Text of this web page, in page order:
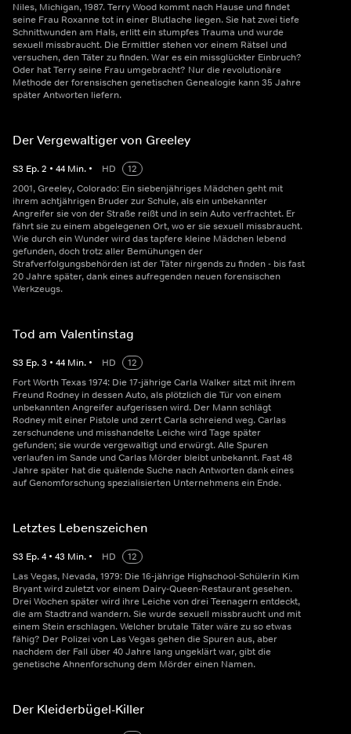
Niles, Michigan, 1987. Terry Wood kommt nach Hause und findet
seine Frau Roxanne tot in einer Blutlache liegen. Sie hat zwei tiefe
Schnittwunden am Hals, erlitt ein stumpfes Trauma und wurde
sexuell missbraucht. Die Ermittler stehen vor einem Rätsel und
versuchen, den Täter zu finden. War es ein missglückter Einbruch?
Oder hat Terry seine Frau umgebracht? Nur die revolutionäre
Methode der forensischen genetischen Genealogie kann 35 Jahre
später Antworten liefern.
Der Vergewaltiger von Greeley
S3 Ep.2 • 44 Min. • HD
12
2001, Greeley, Colorado: Ein siebenjähriges Mädchen geht mit
ihrem achtjährigen Bruder zur Schule, als ein unbekannter
Angreifer sie von der Straße reißt und in sein Auto verfrachtet. Er
fährt sie zu einem abgelegenen Ort, wo er sie sexuell missbraucht.
Wie durch ein Wunder wird das tapfere kleine Mädchen lebend
gefunden, doch trotz aller Bemühungen der
Strafverfolgungsbehörden ist der Täter nirgends zu finden - bis fast
20 Jahre später, dank eines aufregenden neuen forensischen
Werkzeugs.
Tod am Valentinstag
S3 Ep.3 • 44 Min. • HD
12
Fort Worth Texas 1974: Die 17-jährige Carla Walker sitzt mit ihrem
Freund Rodney in dessen Auto, als plötzlich die Tür von einem
unbekannten Angreifer aufgerissen wird. Der Mann schlägt
Rodney mit einer Pistole und zerrt Carla schreiend weg. Carlas
zerschundene und misshandelte Leiche wird Tage später
gefunden; sie wurde vergewaltigt und erwürgt. Alle Spuren
verlaufen im Sande und Carlas Mörder bleibt unbekannt. Fast 48
Jahre später hat die quälende Suche nach Antworten dank eines
auf Genomforschung spezialisierten Unternehmens ein Ende.
Letztes Lebenszeichen
S3 Ep.4 • 43 Min. • HD
12
Las Vegas, Nevada, 1979: Die 16-jährige Highschool-Schülerin Kim
Bryant wird zuletzt vor einem Dairy-Queen-Restaurant gesehen.
Drei Wochen später wird ihre Leiche von drei Teenagern entdeckt,
die am Stadtrand wandern. Sie wurde sexuell missbraucht und mit
einem Stein erschlagen. Welcher brutale Täter wäre zu so etwas
fähig? Der Polizei von Las Vegas gehen die Spuren aus, aber
nachdem der Fall über 40 Jahre lang ungeklärt war, gibt die
genetische Ahnenforschung dem Mörder einen Namen.
Der Kleiderbügel-Killer